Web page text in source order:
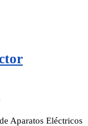
Aparatos Eléctricos